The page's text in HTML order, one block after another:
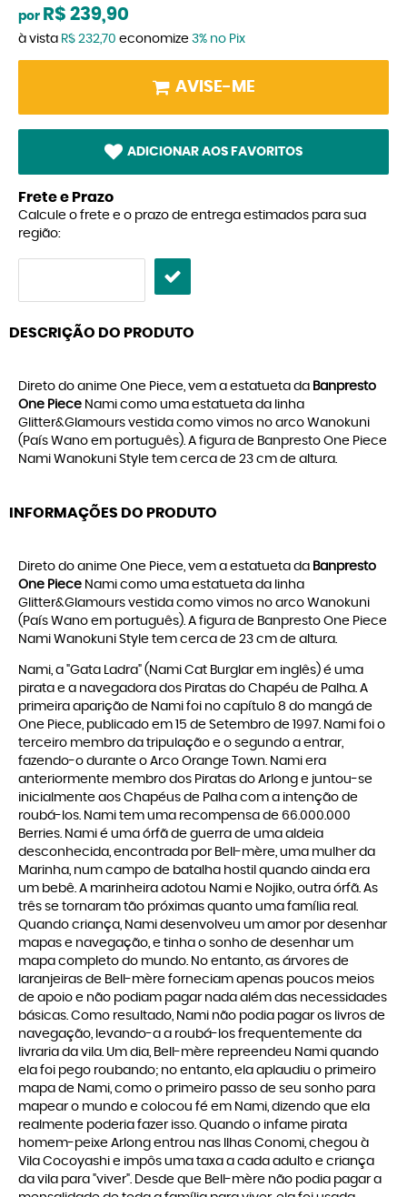
por R$ 239,90
à vista R$ 232,70 economize 3% no Pix
AVISE-ME
ADICIONAR AOS FAVORITOS
Frete e Prazo
Calcule o frete e o prazo de entrega estimados para sua
região:
DESCRIÇÃO DO PRODUTO
Direto do anime One Piece, vem a estatueta da Banpresto
One Piece Nami como uma estatueta da linha
Glitter&Glamours vestida como vimos no arco Wanokuni
(País Wano em português). A figura de Banpresto One Piece
Nami Wanokuni Style tem cerca de 23 cm de altura.
INFORMAÇÕES DO PRODUTO
Direto do anime One Piece, vem a estatueta da Banpresto
One Piece Nami como uma estatueta da linha
Glitter&Glamours vestida como vimos no arco Wanokuni
(País Wano em português). A figura de Banpresto One Piece
Nami Wanokuni Style tem cerca de 23 cm de altura.
Nami, a "Gata Ladra" (Nami Cat Burglar em inglês) é uma
pirata e a navegadora dos Piratas do Chapéu de Palha. A
primeira aparição de Nami foi no capítulo 8 do mangá de
One Piece, publicado em 15 de Setembro de 1997. Nami foi o
terceiro membro da tripulação e o segundo a entrar,
fazendo-o durante o Arco Orange Town. Nami era
anteriormente membro dos Piratas do Arlong e juntou-se
inicialmente aos Chapéus de Palha com a intenção de
roubá-los. Nami tem uma recompensa de 66.000.000
Berries. Nami é uma órfã de guerra de uma aldeia
desconhecida, encontrada por Bell-mère, uma mulher da
Marinha, num campo de batalha hostil quando ainda era
um bebê. A marinheira adotou Nami e Nojiko, outra órfã. As
três se tornaram tão próximas quanto uma família real.
Quando criança, Nami desenvolveu um amor por desenhar
mapas e navegação, e tinha o sonho de desenhar um
mapa completo do mundo. No entanto, as árvores de
laranjeiras de Bell-mère forneciam apenas poucos meios
de apoio e não podiam pagar nada além das necessidades
básicas. Como resultado, Nami não podia pagar os livros de
navegação, levando-a a roubá-los frequentemente da
livraria da vila. Um dia, Bell-mère repreendeu Nami quando
ela foi pego roubando; no entanto, ela aplaudiu o primeiro
mapa de Nami, como o primeiro passo de seu sonho para
mapear o mundo e colocou fé em Nami, dizendo que ela
realmente poderia fazer isso. Quando o infame pirata
homem-peixe Arlong entrou nas Ilhas Conomi, chegou à
Vila Cocoyashi e impôs uma taxa a cada adulto e criança
da vila para "viver". Desde que Bell-mère não podia pagar a